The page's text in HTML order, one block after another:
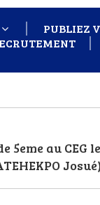
PUBLIEZ
au CEG